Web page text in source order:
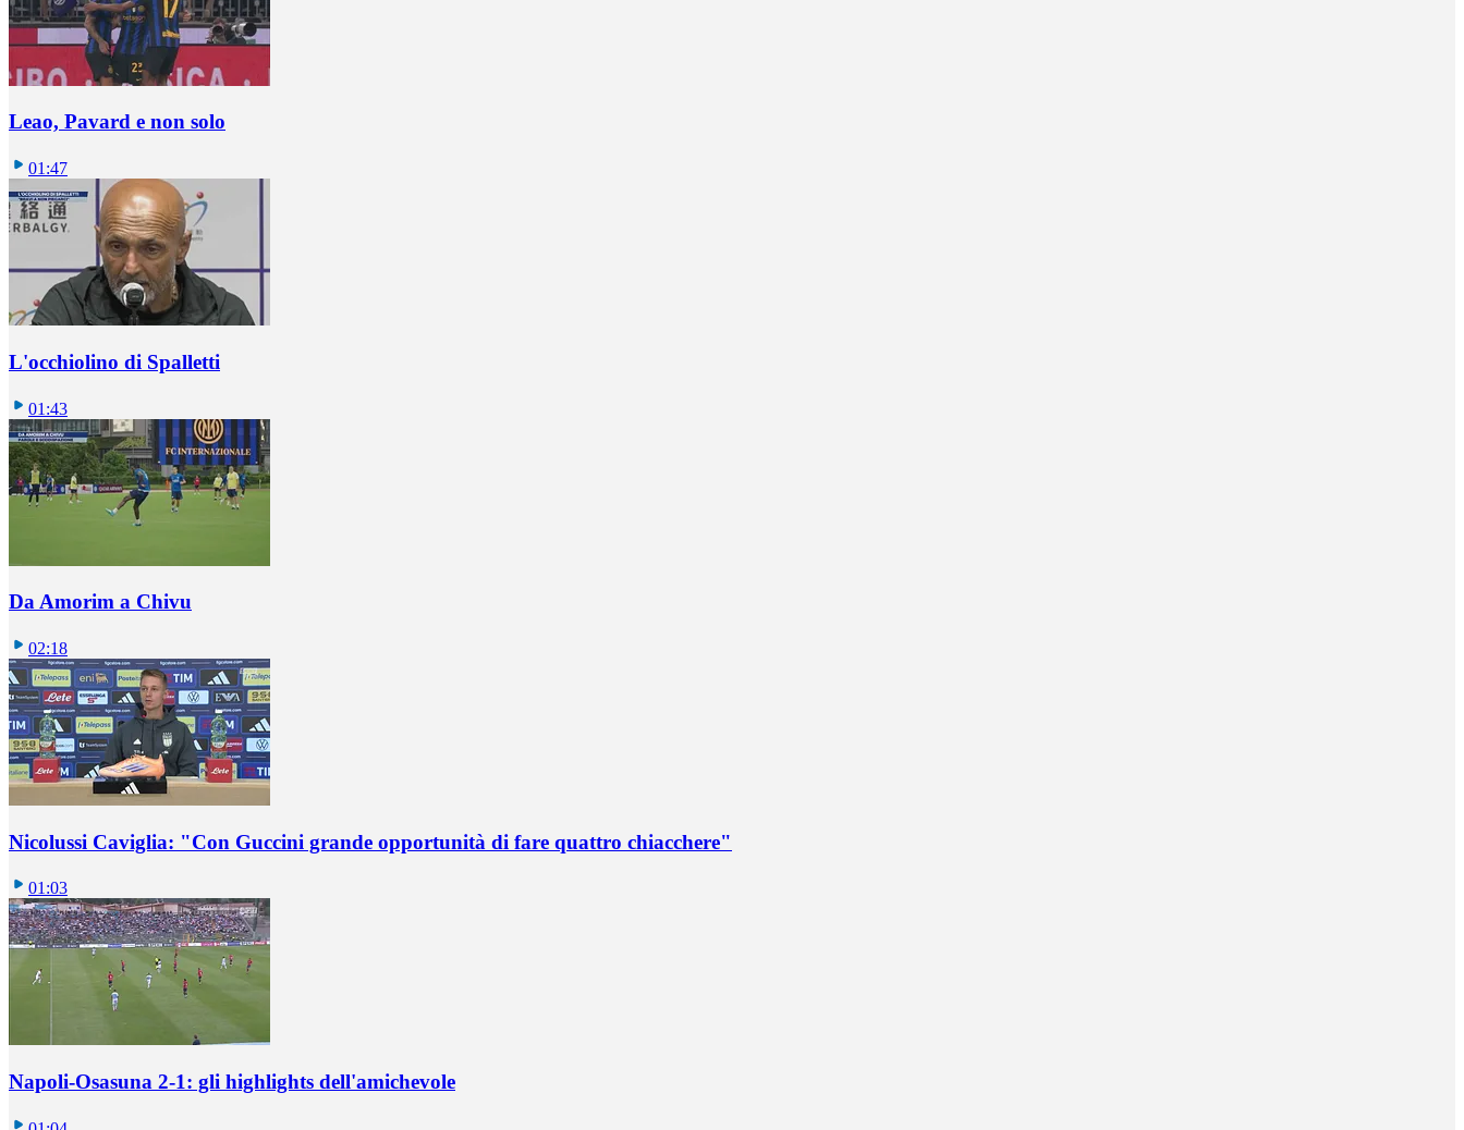
Leao, Pavard e non solo
01:47
L'occhiolino di Spalletti
01:43
Da Amorim a Chivu
02:18
Nicolussi Caviglia: "Con Guccini grande opportunità di fare quattro chiacchere"
01:03
Napoli-Osasuna 2-1: gli highlights dell'amichevole